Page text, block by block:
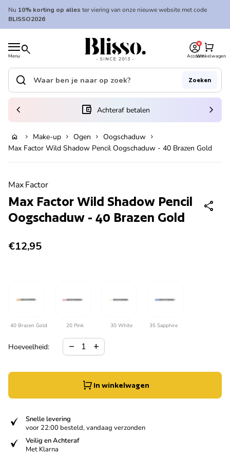
In winkelwagen
Overslaan naar inhoud
Nu 10% korting op alles ter viering van onze nieuwe website met code
BLISSO2026
Menu search
Home
AccountWinkelwagen
shopping_cart
Home
Zoek op"
search Zoeken
(link opent in nieuw tabblad/venster)
account_balance_wallet Achteraf betalen
chevron_left chevron_right
home chevron_right Make-up chevron_right Ogen chevron_right Oogschaduw chevron_right
Max Factor Wild Shadow Pencil Oogschaduw - 40 Brazen Gold
Max Factor
Max Factor Wild Shadow Pencil
Oogschaduw - 40 Brazen Gold
share
Normale prijs
€12,95
40 Brazen Gold 20 Pink 30 White 35 Sapphire
Hoeveelheid:
Hoeveelheid verlagen voor
remove
Verhoog de hoeveelheid voor
add
In winkelwagen
verified
Snelle levering
voor 22:00 besteld, vandaag verzonden
verified
Veilig en Achteraf
Met Klarna